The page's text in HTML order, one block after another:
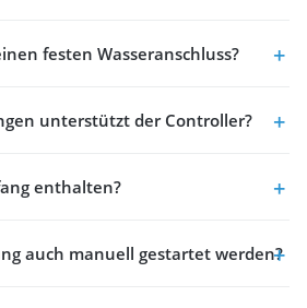
festen Wasseranschluss?
unterstützt der Controller?
enthalten?
auch manuell gestartet werden?